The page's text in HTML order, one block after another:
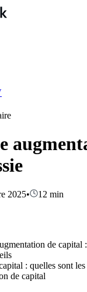
2025• 12 min
de capital
: quelles sont
de capital